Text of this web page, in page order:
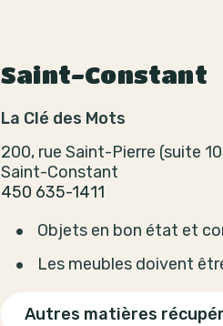
Saint-Constant
La Clé des Mots
200, rue Saint-Pierre (suite
Saint-Constant
450 635-1411
Objets en bon état et
Les meubles doivent
Autres matières